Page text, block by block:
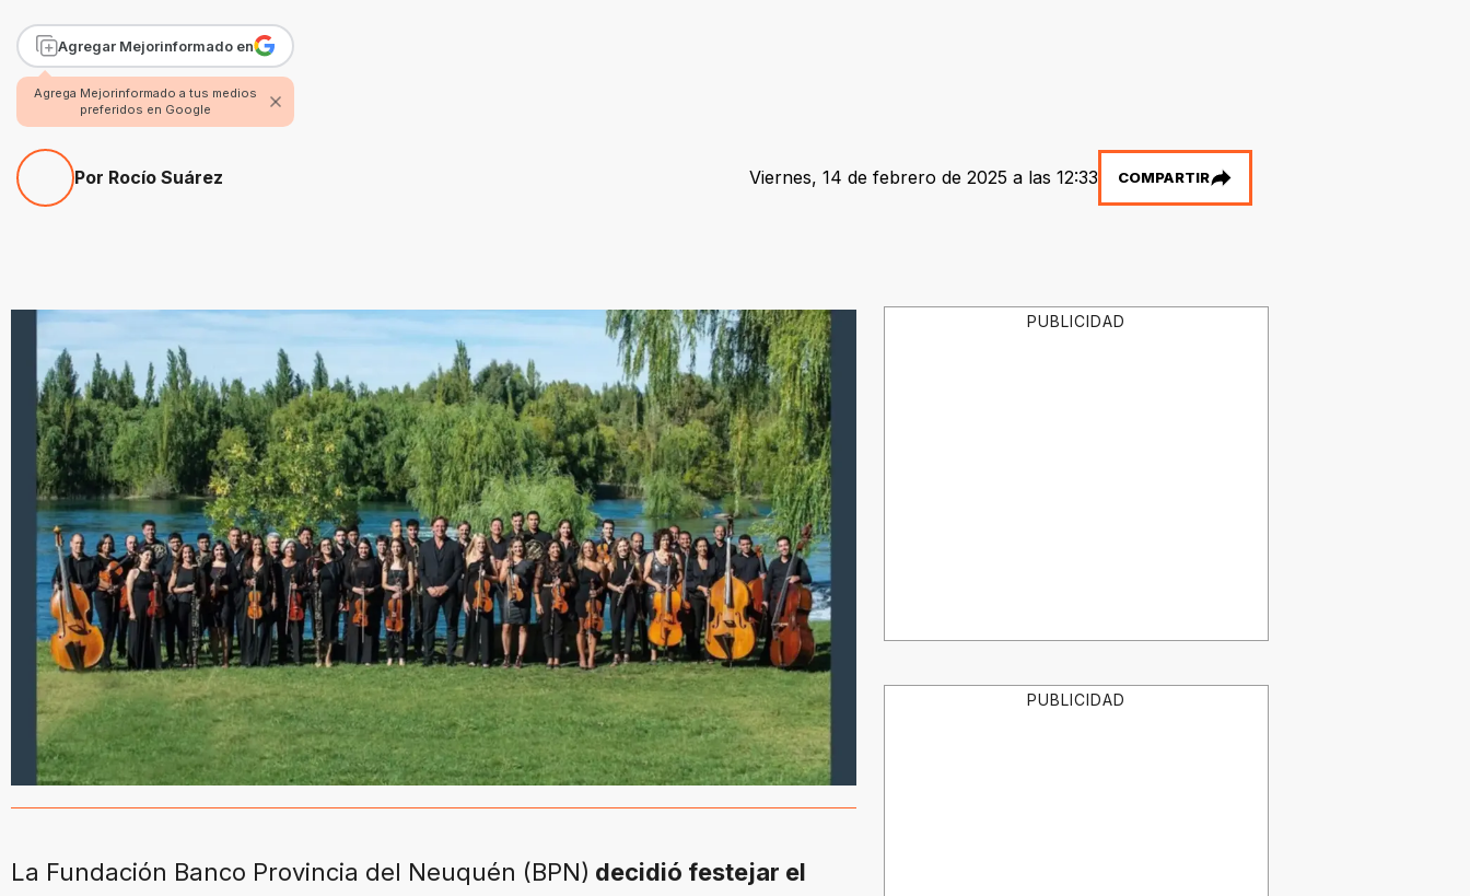
Agregar Mejorinformado en
Agrega Mejorinformado a tus medios
preferidos en Google
Por Rocío Suárez Viernes, 14 de febrero de 2025 a las 12:33 COMPARTIR
La Fundación Banco Provincia del Neuquén (BPN) decidió festejar el
PUBLICIDAD
PUBLICIDAD